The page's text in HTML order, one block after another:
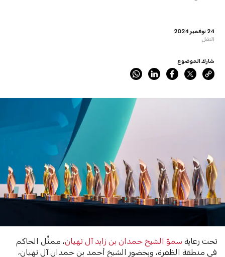
24 نوفمبر 2024
النقل
شارك الموضوع
تحت رعايةسموّ الشيخ حمدان بن زايد آل نهيان، ممثِّل الحاكم
في منطقة الظفرة، وبحضور الشيخ أحمد بن حمدان آل نهيان،